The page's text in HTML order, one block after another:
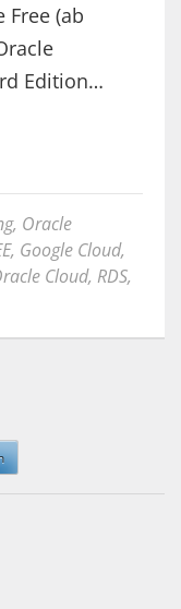
Free (ab
Edition…
, Oracle
, Google Cloud,
Cloud, RDS,